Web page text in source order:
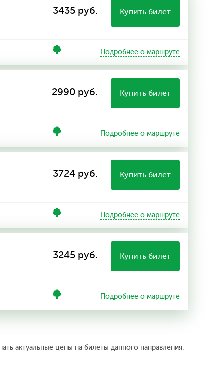
3435 руб. Купить билет
Подробнее о маршруте
2990 руб. Купить билет
Подробнее о маршруте
3724 руб. Купить билет
Подробнее о маршруте
3245 руб. Купить билет
Подробнее о маршруте
актуальные цены на билеты данного направления.